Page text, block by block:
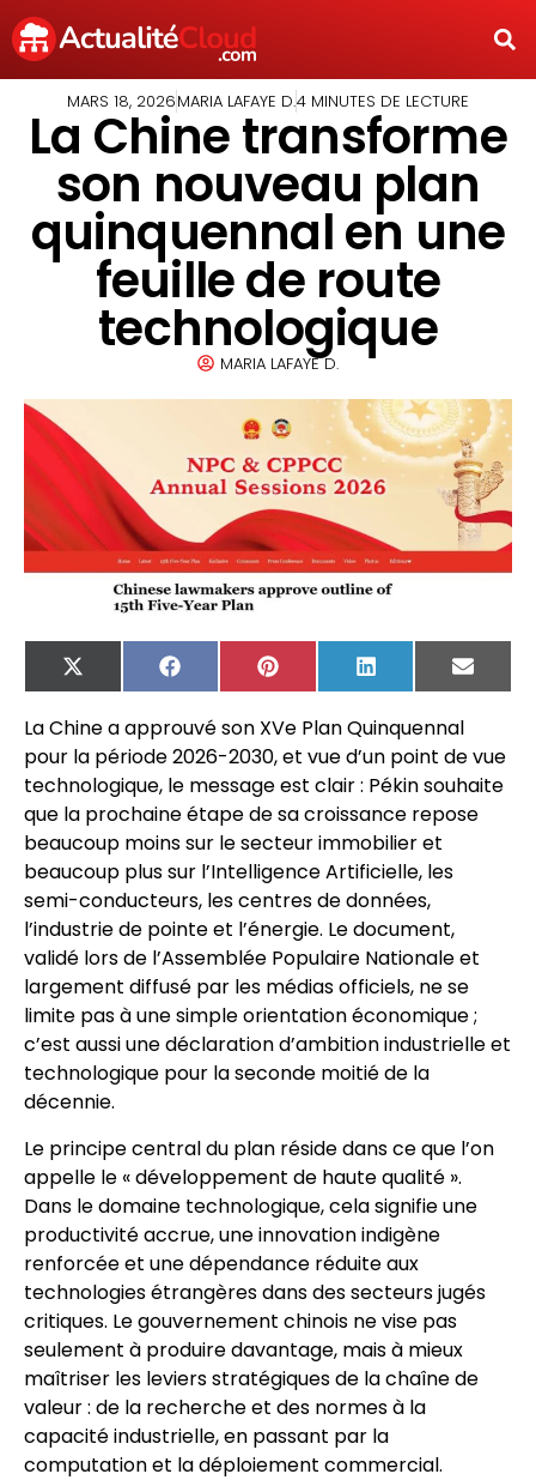
MARS 18, 2026MARIA LAFAYE D.4 MINUTES DE LECTURE
La Chine transforme
son nouveau plan
quinquennal en une
feuille de route
technologique
MARIA LAFAYE D.
X
(Twitter)
FacebookPinterest LinkedIn
Email
La Chine a approuvé son XVe Plan Quinquennal
pour la période 2026-2030, et vue d’un point de vue
technologique, le message est clair : Pékin souhaite
que la prochaine étape de sa croissance repose
beaucoup moins sur le secteur immobilier et
beaucoup plus sur l’Intelligence Artificielle, les
semi-conducteurs, les centres de données,
l’industrie de pointe et l’énergie. Le document,
validé lors de l’Assemblée Populaire Nationale et
largement diffusé par les médias officiels, ne se
limite pas à une simple orientation économique ;
c’est aussi une déclaration d’ambition industrielle et
technologique pour la seconde moitié de la
décennie.
Le principe central du plan réside dans ce que l’on
appelle le « développement de haute qualité ».
Dans le domaine technologique, cela signifie une
productivité accrue, une innovation indigène
renforcée et une dépendance réduite aux
technologies étrangères dans des secteurs jugés
critiques. Le gouvernement chinois ne vise pas
seulement à produire davantage, mais à mieux
maîtriser les leviers stratégiques de la chaîne de
valeur : de la recherche et des normes à la
capacité industrielle, en passant par la
computation et la déploiement commercial.